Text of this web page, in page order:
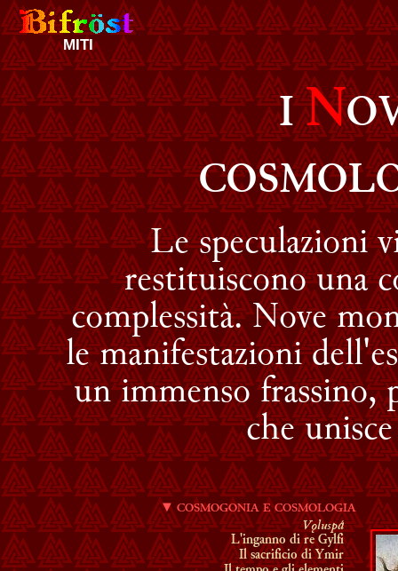
MITI
IN
Le speculazioni
restituiscono una
complessità. Nove
le manifestazioni
un immenso frassino,
che
▼ COSMOGONIA E COSMOLOGIA
Vǫluspá
L'inganno di re Gylfi
Il sacrificio di Ymir